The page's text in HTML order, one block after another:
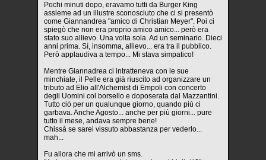
Pochi minuti dopo, eravamo tutti da Burger King
assieme ad un illustre sconosciuto che ci si presentò
come Giannandrea "amico di Christian Meyer". Poi ci
spiegò che non era proprio amico amico... però era
stato suo allievo. Una volta sola. Ad un seminario. Dieci
anni prima. Sì, insomma, allievo... era tra il pubblico.
Però applaudiva a tempo... Mi stava simpatico!
Mentre Giannadrea ci intratteneva con le sue
minchiate, il Pelle era già riuscito ad organizzare un
tributo ad Elio all'Alchemist di Empoli con concerto
degli Uomini col borsello e doposerata dal Mazzantini.
Tutto ciò per un qualunque giorno, quando più ci
garbava. Anche Agosto... anche per più giorni... pure
tutto il mese, andava sempre bene!
Chissà se sarei vissuto abbastanza per vederlo...
mah...
Fu allora che mi arrivò un sms.